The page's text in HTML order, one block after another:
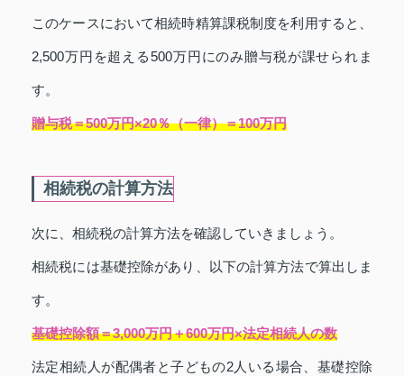
このケースにおいて相続時精算課税制度を利用すると、
2,500万円を超える500万円にのみ贈与税が課せられま
す。
贈与税＝500万円×20％（一律）＝100万円
相続税の計算方法
次に、相続税の計算方法を確認していきましょう。
相続税には基礎控除があり、以下の計算方法で算出しま
す。
基礎控除額＝3,000万円＋600万円×法定相続人の数
法定相続人が配偶者と子どもの2人いる場合、基礎控除